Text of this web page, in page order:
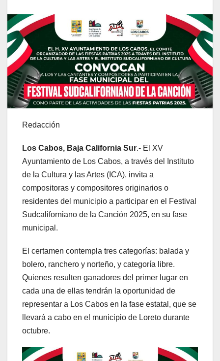
Redacción
Los Cabos, Baja California Sur.- El XV
Ayuntamiento de Los Cabos, a través del Instituto
de la Cultura y las Artes (ICA), invita a
compositoras y compositores originarios o
residentes del municipio a participar en el Festival
Sudcaliforniano de la Canción 2025, en su fase
municipal.
El certamen contempla tres categorías: balada y
bolero, ranchero y norteño, y categoría libre.
Quienes resulten ganadores del primer lugar en
cada una de ellas tendrán la oportunidad de
representar a Los Cabos en la fase estatal, que se
llevará a cabo en el municipio de Loreto durante
octubre.